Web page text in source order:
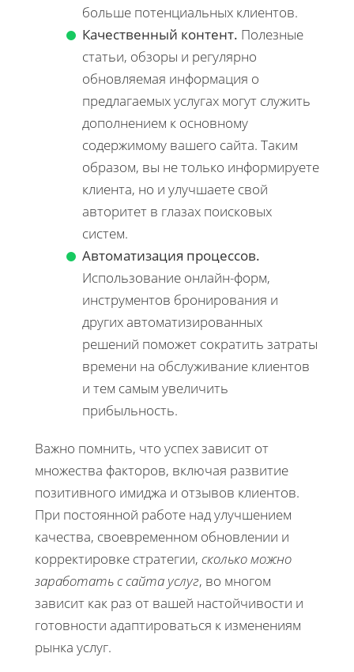
больше потенциальных клиентов.
Качественный контент. Полезные
статьи, обзоры и регулярно
обновляемая информация о
предлагаемых услугах могут служить
дополнением к основному
содержимому вашего сайта. Таким
образом, вы не только информируете
клиента, но и улучшаете свой
авторитет в глазах поисковых
систем.
Автоматизация процессов.
Использование онлайн-форм,
инструментов бронирования и
других автоматизированных
решений поможет сократить затраты
времени на обслуживание клиентов
и тем самым увеличить
прибыльность.
Важно помнить, что успех зависит от
множества факторов, включая развитие
позитивного имиджа и отзывов клиентов.
При постоянной работе над улучшением
качества, своевременном обновлении и
корректировке стратегии, сколько можно
заработать с сайта услуг, во многом
зависит как раз от вашей настойчивости и
готовности адаптироваться к изменениям
рынка услуг.